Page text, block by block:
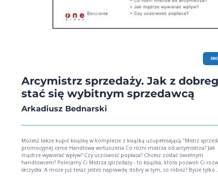
Arcymistrz sprzedaży. Jak z
stać się wybitnym sprzedawcą
Arkadiusz Bednarski
Możesz także kupić książkę w komplecie z książką uzupełniającą "Mistrz
promocyjnej cenie Handlowa wirtuozeria Co różni mistrza od arcymistrza? Jak
mądrze wywierać wpływ? Czy uczciwość popłaca? Chcesz zostać świetnym
handlowcem? Polecamy Ci Mistrza sprzedaży - to książka, która pozwoli Ci
skrzydła. A może już teraz jesteś naprawdę dobry w tym, co robisz? Bycie tylko